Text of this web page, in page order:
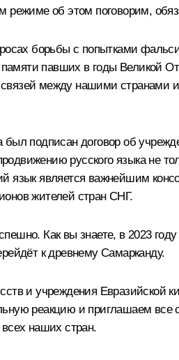
об этом поговорим,
борьбы с попытками
павших в годы Великой
связей между нашими
подписан договор об
русского языка не
язык является важнейшим
жителей стран СНГ.
Как вы знаете, в 2023
к древнему Самарканду.
и учреждения Евразийской
реакцию и приглашаем все
всех наших стран.